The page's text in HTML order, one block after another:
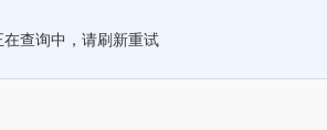
在查询中，请刷新重试